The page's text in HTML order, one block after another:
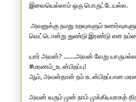
இவையெல்லாம் ஒரு பொருட்டேயல்ல.
வெட்டொன்று துண்டு இரண்டு என நம்மை
யார் அவன்? ........அவன் வேறு
#மரணம்_உடன்பிறப்பு!
ஆம், அவன்தான் நம் உடன்பிறப்பான
அவன் வரும் முன் நாம் முக்கியமாகத்